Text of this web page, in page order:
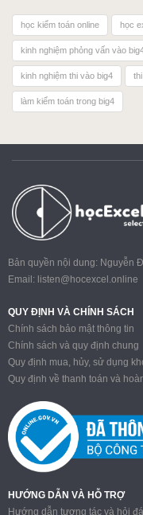
học kiểm toán online học
kinh nghiệm phỏng vấn vào
kinh nghiệm thi vào big4
làm kiểm toán trong big4
Bản quyền nội dung: Nguyễn
Email: listen@hocexcel.online
QUY ĐỊNH VÀ CHÍNH SÁCH
Chính sách bảo mật thông tin
Chính sách và quy định chung
Quy định mua, hủy, sử dụng
Quy định về thanh toán và
HƯỚNG DẪN VÀ HỖ TRỢ
Hướng dẫn tương tác và hỏi